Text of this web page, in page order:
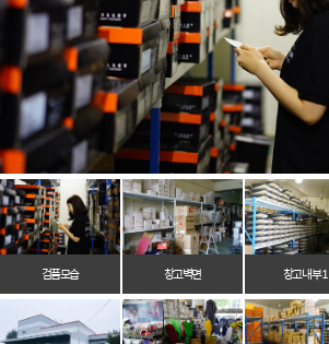
검품모습 창고벽면 창고 내부 1